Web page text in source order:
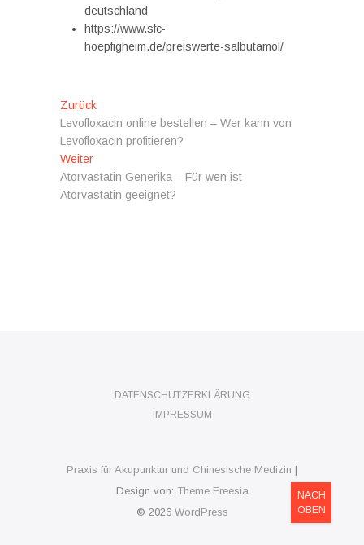
deutschland
https://www.sfc-
hoepfigheim.de/preiswerte-salbutamol/
Beitragsnavigation
ZurückVorheriger
Beitrag:
Levofloxacin online bestellen – Wer kann von
Levofloxacin profitieren?
WeiterNächster
Beitrag:
Atorvastatin Generika – Für wen ist
Atorvastatin geeignet?
DATENSCHUTZERKLÄRUNG
IMPRESSUM
Praxis für Akupunktur und Chinesische Medizin |
Design von: Theme Freesia
© 2026 WordPress
NACH
OBEN